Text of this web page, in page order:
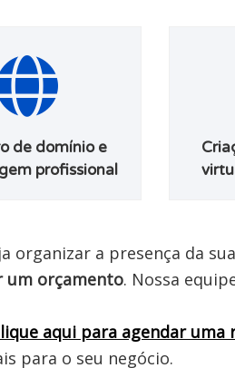
de domínio e
profissional
organizar a presença da
um orçamento. Nossa
aqui para agendar uma